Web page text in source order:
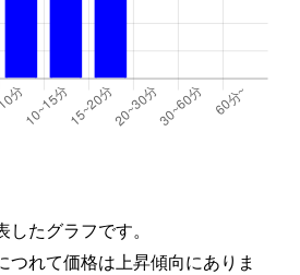
たグラフです。
つれて価格は上昇傾向にありま